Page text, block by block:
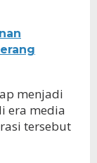
menjadi
era media
tersebut